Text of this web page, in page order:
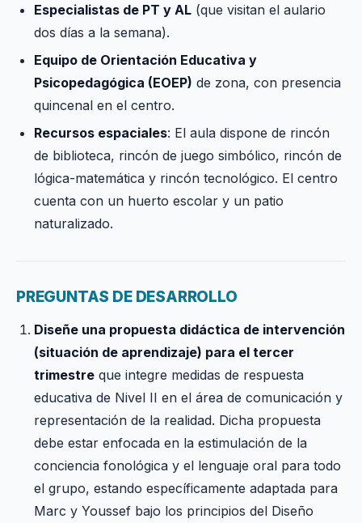
Especialistas de PT y AL (que visitan el aulario
dos días a la semana).
Equipo de Orientación Educativa y
Psicopedagógica (EOEP) de zona, con presencia
quincenal en el centro.
Recursos espaciales: El aula dispone de rincón
de biblioteca, rincón de juego simbólico, rincón de
lógica-matemática y rincón tecnológico. El centro
cuenta con un huerto escolar y un patio
naturalizado.
PREGUNTAS DE DESARROLLO
Diseñe una propuesta didáctica de intervención
(situación de aprendizaje) para el tercer
trimestre que integre medidas de respuesta
educativa de Nivel II en el área de comunicación y
representación de la realidad. Dicha propuesta
debe estar enfocada en la estimulación de la
conciencia fonológica y el lenguaje oral para todo
el grupo, estando específicamente adaptada para
Marc y Youssef bajo los principios del Diseño